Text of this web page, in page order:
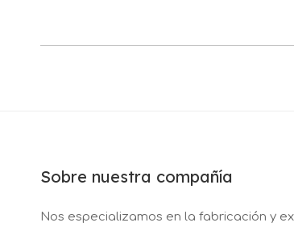
Sobre nuestra compañía
Nos especializamos en la fabricación y